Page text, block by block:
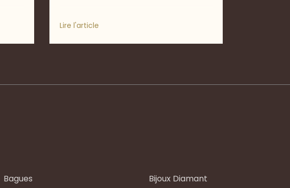
Lire l'article
Bagues
Bijoux Diamant